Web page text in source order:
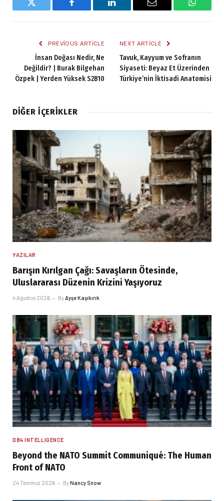
Twitter Facebook LinkedIn Email
PREVIOUS ARTICLE
İnsan Doğası Nedir, Ne
Değildir? | Burak Bilgehan
Özpek | Yerden Yüksek S2B10
NEXT ARTICLE
Tavuk, Kayyum ve Sofranın
Siyaseti: Beyaz Et Üzerinden
Türkiye’nin İktisadi Anatomisi
DIĞER İÇERIKLER
YAZILAR
Barışın Kırılgan Çağı: Savaşların Ötesinde,
Uluslararası Düzenin Krizini Yaşıyoruz
4 Ağustos 2026 ByAyşe Kaşıkırık
D84 INTELLIGENCE
Beyond the NATO Summit Communiqué: The Human
Front of NATO
24 Temmuz 2026 ByNancy Snow